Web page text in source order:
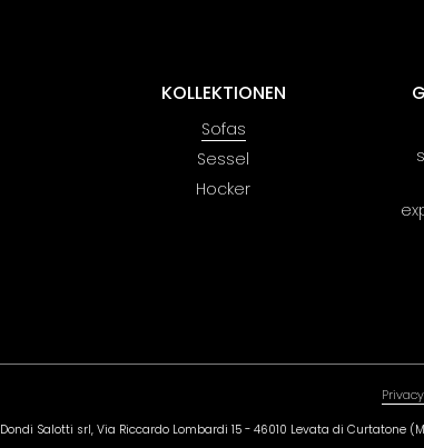
KOLLEKTIONEN
Sofas
Sessel
Hocker
Dondi Salotti srl, Via Riccardo Lombardi 15 - 46010 Levata di Curtatone